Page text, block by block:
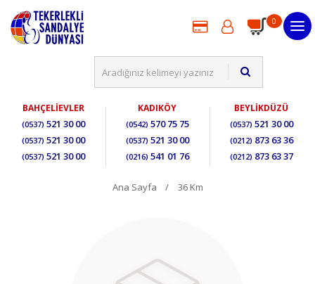
0
BAHÇELİEVLER
(0537) 521 30 00
(0537) 521 30 00
(0537) 521 30 00
KADIKÖY
(0542) 570 75 75
(0537) 521 30 00
(0216) 541 01 76
BEYLİKDÜZÜ
(0537) 521 30 00
(0212) 873 63 36
(0212) 873 63 37
Ana Sayfa 36 Km